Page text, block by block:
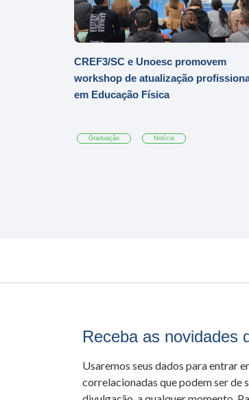
CREF3/SC e Unoesc promovem
workshop de atualização
em Educação Física
Graduação Notícia
Receba as novidades
Usaremos seus dados para entrar
correlacionadas que podem ser de